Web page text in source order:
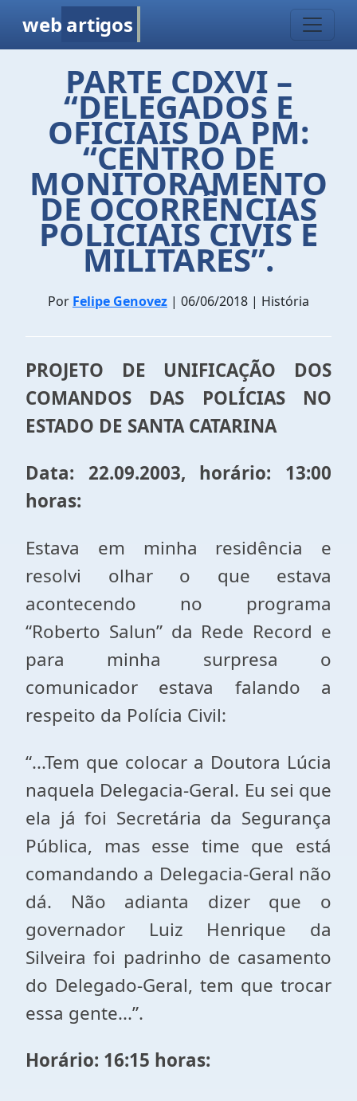
web artigos
PARTE CDXVI –
“DELEGADOS E
OFICIAIS DA PM:
“CENTRO DE
MONITORAMENTO
DE OCORRÊNCIAS
POLICIAIS CIVIS E
MILITARES”.
Por Felipe Genovez | 06/06/2018 | História
PROJETO DE UNIFICAÇÃO DOS
COMANDOS DAS POLÍCIAS NO
ESTADO DE SANTA CATARINA
Data: 22.09.2003, horário: 13:00
horas:
Estava em minha residência e
resolvi olhar o que estava
acontecendo no programa
“Roberto Salun” da Rede Record e
para minha surpresa o
comunicador estava falando a
respeito da Polícia Civil:
“...Tem que colocar a Doutora Lúcia
naquela Delegacia-Geral. Eu sei que
ela já foi Secretária da Segurança
Pública, mas esse time que está
comandando a Delegacia-Geral não
dá. Não adianta dizer que o
governador Luiz Henrique da
Silveira foi padrinho de casamento
do Delegado-Geral, tem que trocar
essa gente...”.
Horário: 16:15 horas: